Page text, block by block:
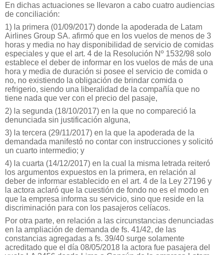
En dichas actuaciones se llevaron a cabo cuatro audiencias
de conciliación:
1) la primera (01/09/2017) donde la apoderada de Latam
Airlines Group SA. afirmó que en los vuelos de menos de 3
horas y media no hay disponibilidad de servicio de comidas
especiales y que el art. 4 de la Resolución Nº 1532/98 solo
establece el deber de informar en los vuelos de más de una
hora y media de duración si posee el servicio de comida o
no, no existiendo la obligación de brindar comida o
refrigerio, siendo una liberalidad de la compañía que no
tiene nada que ver con el precio del pasaje,
2) la segunda (18/10/2017) en la que no compareció la
denunciada sin justificación alguna,
3) la tercera (29/11/2017) en la que la apoderada de la
demandada manifestó no contar con instrucciones y solicitó
un cuarto intermedio; y
4) la cuarta (14/12/2017) en la cual la misma letrada reiteró
los argumentos expuestos en la primera, en relación al
deber de informar establecido en el art. 4 de la Ley 27196 y
la actora aclaró que la cuestión de fondo no es el modo en
que la empresa informa su servicio, sino que reside en la
discriminación para con los pasajeros celíacos.
Por otra parte, en relación a las circunstancias denunciadas
en la ampliación de demanda de fs. 41/42, de las
constancias agregadas a fs. 39/40 surge solamente
acreditado que el día 08/05/2018 la actora fue pasajera del